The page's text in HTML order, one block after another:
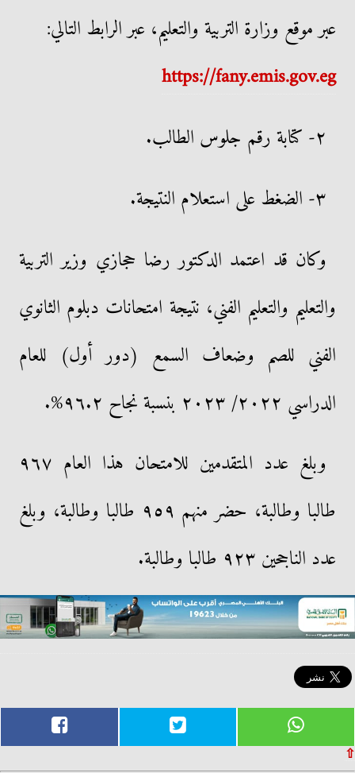
عبر موقع وزارة التربية والتعليم، عبر الرابط التالي:
https://fany.emis.gov.eg
٢- كتابة رقم جلوس الطالب.
٣- الضغط على استعلام النتيجة.
وكان قد اعتمد الدكتور رضا حجازي وزير التربية
والتعليم والتعليم الفني، نتيجة امتحانات دبلوم الثانوي
الفني للصم وضعاف السمع (دور أول) للعام
الدراسي ٢٠٢٢/ ٢٠٢٣ بنسبة نجاح ٩٦.٢%.
وبلغ عدد المتقدمين للامتحان هذا العام ٩٦٧
طالبا وطالبة، حضر منهم ٩٥٩ طالبا وطالبة، وبلغ
عدد الناجحين ٩٢٣ طالبا وطالبة.
⇧